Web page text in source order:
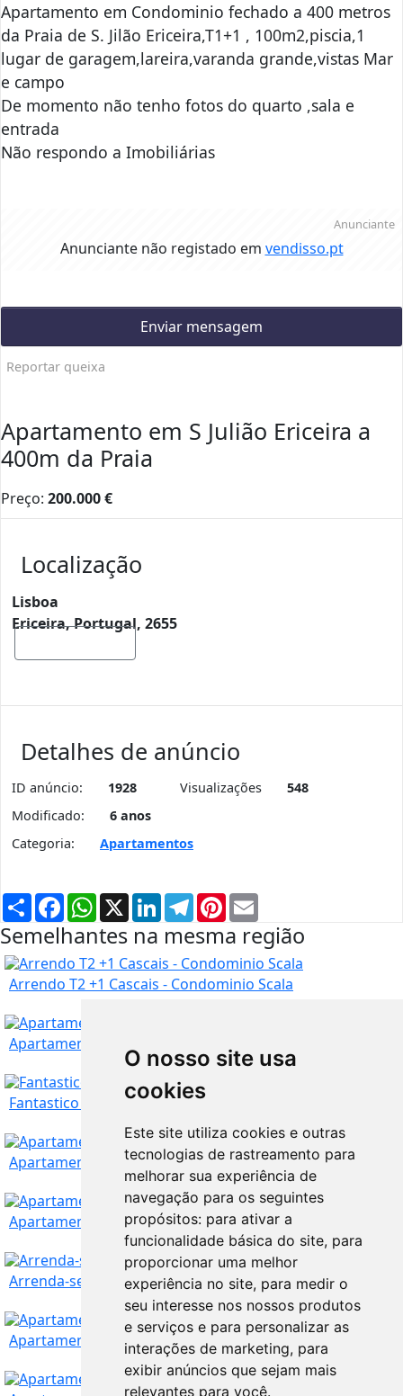
O nosso site usa
cookies
Este site utiliza cookies e outras
tecnologias de rastreamento para
melhorar sua experiência de
navegação para os seguintes
propósitos: para ativar a
funcionalidade básica do site, para
proporcionar uma melhor
experiência no site, para medir o
seu interesse nos nossos produtos
e serviços e para personalizar as
interações de marketing, para
exibir anúncios que sejam mais
relevantes para você.
Apartamento em Condominio fechado a 400 metros
da Praia de S. Jilão Ericeira,T1+1 , 100m2,piscia,1
lugar de garagem,lareira,varanda grande,vistas Mar
e campo
De momento não tenho fotos do quarto ,sala e
entrada
Não respondo a Imobiliárias
Anunciante
Anunciante não registado em vendisso.pt
Enviar mensagem
Reportar queixa
Apartamento em S Julião Ericeira a
400m da Praia
Preço: 200.000€
Localização
Lisboa
Ericeira, Portugal, 2655
Detalhes de anúncio
ID anúncio: 1928 Visualizações
548
Modificado:
6 anos
Categoria:
Apartamentos
PartilharFacebookWhatsApp
X LinkedInTelegram
Pinterest
Semelhantes na mesma região
Arrendo T2 +1 Cascais - Condominio Scala
Apartamento T3 Miraflores
Lisboa 360.000
Fantastico T2 em Massama
Lisboa
Apartamento em Tires - São Domingos de Rana
Lisboa 199.000
Apartamento para arrendar na Póvoa de Santa Iria
Lisboa
Arrenda-se T2 Queluz Monte Abraão
Apartamento T3 Aluga-se Alameda; Arriois; Tecnico